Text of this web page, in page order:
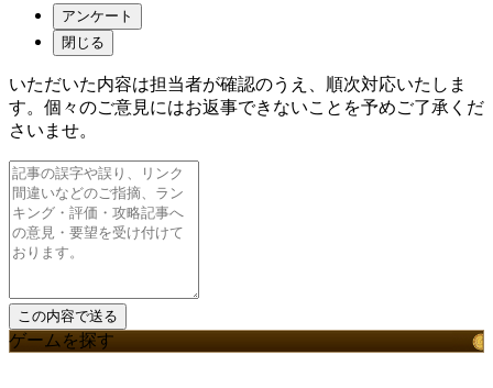
アンケート
閉じる
いただいた内容は担当者が確認のうえ、順次対応いたしま
す。個々のご意見にはお返事できないことを予めご了承くだ
さいませ。
ゲームを探す